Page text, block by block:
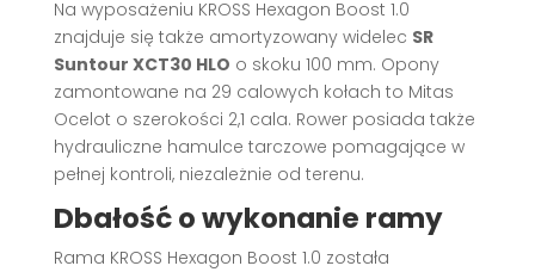
Na wyposażeniu KROSS Hexagon Boost 1.0
znajduje się także amortyzowany widelec SR
Suntour XCT30 HLO o skoku 100 mm. Opony
zamontowane na 29 calowych kołach to Mitas
Ocelot o szerokości 2,1 cala. Rower posiada także
hydrauliczne hamulce tarczowe pomagające w
pełnej kontroli, niezależnie od terenu.
Dbałość o wykonanie ramy
Rama KROSS Hexagon Boost 1.0 została